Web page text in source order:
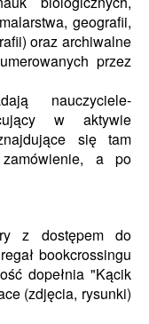
geografii,
oraz archiwalne
przez
nauczyciele-
w aktywie
się tam
a po
z dostępem do
bookcrossingu
dopełnia "Kącik
(zdjęcia, rysunki)